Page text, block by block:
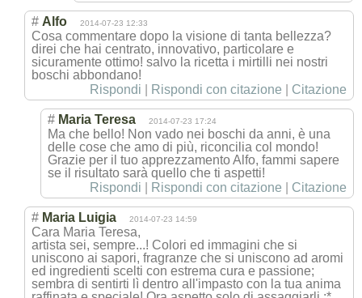
# Alfo 2014-07-23 12:33
Cosa commentare dopo la visione di tanta bellezza?
direi che hai centrato, innovativo, particolare e
sicuramente ottimo! salvo la ricetta i mirtilli nei nostri
boschi abbondano!
Rispondi
Rispondi con citazione Citazione
# Maria Teresa 2014-07-23 17:24
Ma che bello! Non vado nei boschi da anni, è una
delle cose che amo di più, riconcilia col mondo!
Grazie per il tuo apprezzamento Alfo, fammi sapere
se il risultato sarà quello che ti aspetti!
Rispondi
Rispondi con citazione Citazione
# Maria Luigia 2014-07-23 14:59
Cara Maria Teresa,
artista sei, sempre...! Colori ed immagini che si
uniscono ai sapori, fragranze che si uniscono ad aromi
ed ingredienti scelti con estrema cura e passione;
sembra di sentirti lì dentro all'impasto con la tua anima